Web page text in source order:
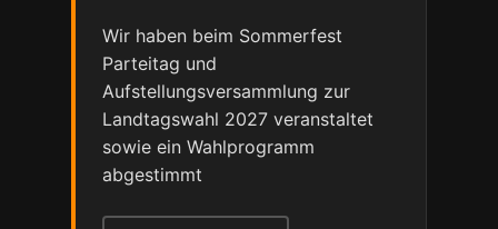
Wir haben beim Sommerfest
Parteitag und
Aufstellungsversammlung zur
Landtagswahl 2027 veranstaltet
sowie ein Wahlprogramm
abgestimmt